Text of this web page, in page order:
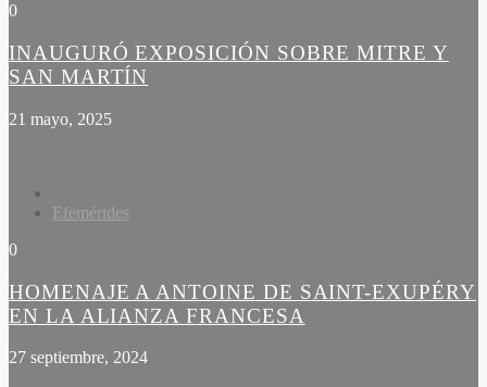
0
INAUGURÓ EXPOSICIÓN SOBRE MITRE Y
SAN MARTÍN
21 mayo, 2025
Efemérides
0
HOMENAJE A ANTOINE DE SAINT-EXUPÉRY
EN LA ALIANZA FRANCESA
27 septiembre, 2024